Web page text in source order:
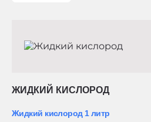
ЖИДКИЙ КИСЛОРОД
Жидкий кислород 1 литр